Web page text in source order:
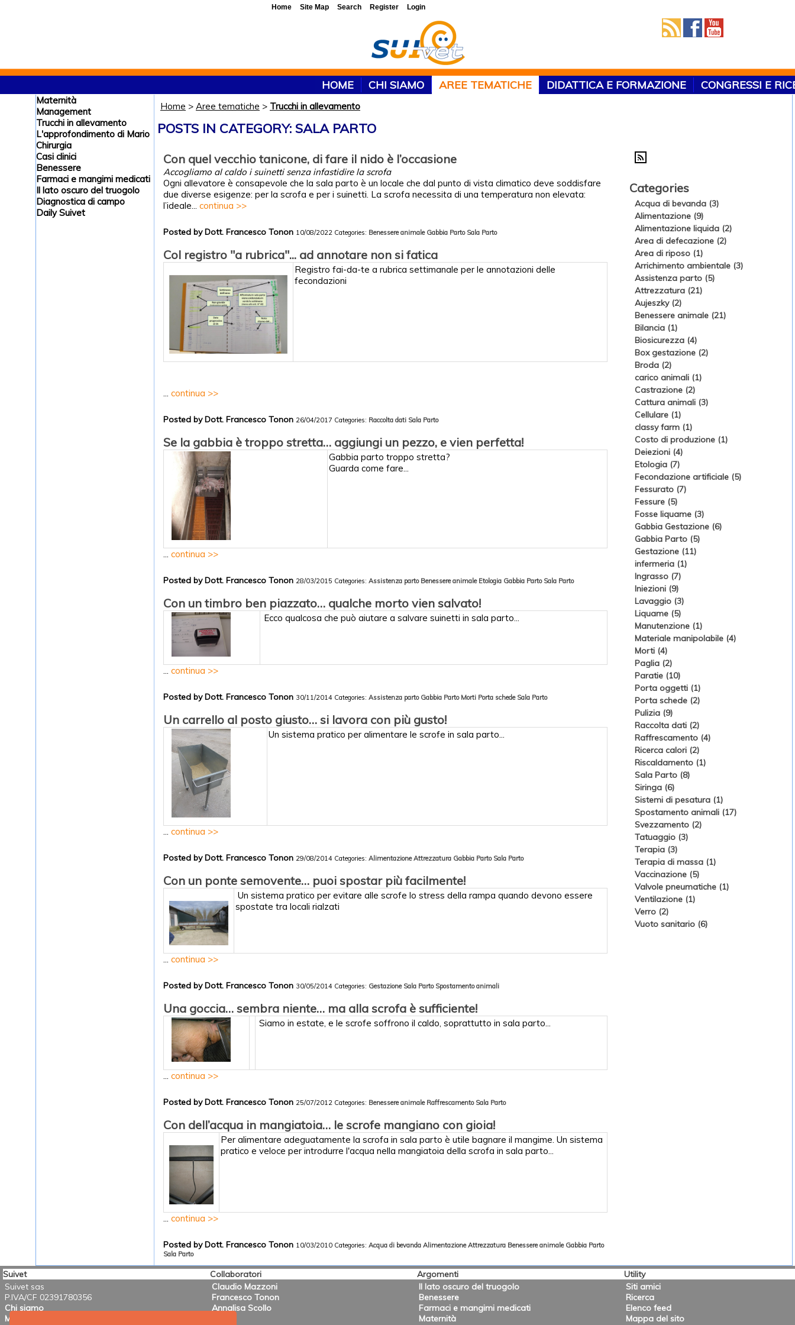
HOME CHI SIAMO AREE TEMATICHE DIDATTICA E FORMAZIONE CONGRESSI E
Maternità
Management
Trucchi in allevamento
L'approfondimento di Mario
Chirurgia
Casi clinici
Benessere
Farmaci e mangimi medicati
Il lato oscuro del truogolo
Diagnostica di campo
Daily Suivet
Home > Aree tematiche > Trucchi in allevamento
POSTS IN CATEGORY: SALA PARTO
Con quel vecchio tanicone, di fare il nido è l’occasione
Accogliamo al caldo i suinetti senza infastidire la scrofa
Ogni allevatore è consapevole che la sala parto è un locale che dal punto di vista climatico deve soddisfare
due diverse esigenze: per la scrofa e per i suinetti. La scrofa necessita di una temperatura non elevata:
l’ideale... continua >>
Posted by Dott. Francesco Tonon 10/08/2022 Categories: Benessere animale Gabbia Parto Sala Parto
Col registro "a rubrica"... ad annotare non si fatica
Registro fai-da-te a rubrica settimanale per le annotazioni delle
fecondazioni
... continua >>
Posted by Dott. Francesco Tonon 26/04/2017 Categories: Raccolta dati Sala Parto
Se la gabbia è troppo stretta… aggiungi un pezzo, e vien perfetta!
Gabbia parto troppo stretta?
Guarda come fare...
... continua >>
Posted by Dott. Francesco Tonon 28/03/2015 Categories: Assistenza parto Benessere animale Etologia Gabbia Parto Sala Parto
Con un timbro ben piazzato… qualche morto vien salvato!
Ecco qualcosa che può aiutare a salvare suinetti in sala parto...
... continua >>
Posted by Dott. Francesco Tonon 30/11/2014 Categories: Assistenza parto Gabbia Parto Morti Porta schede Sala Parto
Un carrello al posto giusto… si lavora con più gusto!
Un sistema pratico per alimentare le scrofe in sala parto...
... continua >>
Posted by Dott. Francesco Tonon 29/08/2014 Categories: Alimentazione Attrezzatura Gabbia Parto Sala Parto
Con un ponte semovente… puoi spostar più facilmente!
Un sistema pratico per evitare alle scrofe lo stress della rampa quando devono essere
spostate tra locali rialzati
... continua >>
Posted by Dott. Francesco Tonon 30/05/2014 Categories: Gestazione Sala Parto Spostamento animali
Una goccia… sembra niente… ma alla scrofa è sufficiente!
Siamo in estate, e le scrofe soffrono il caldo, soprattutto in sala parto...
... continua >>
Posted by Dott. Francesco Tonon 25/07/2012 Categories: Benessere animale Raffrescamento Sala Parto
Con dell’acqua in mangiatoia… le scrofe mangiano con gioia!
Per alimentare adeguatamente la scrofa in sala parto è utile bagnare il mangime. Un sistema
pratico e veloce per introdurre l'acqua nella mangiatoia della scrofa in sala parto...
... continua >>
Posted by Dott. Francesco Tonon 10/03/2010 Categories: Acqua di bevanda Alimentazione Attrezzatura Benessere animale Gabbia Parto
Sala Parto
Categories
Acqua di bevanda (3)
Alimentazione (9)
Alimentazione liquida (2)
Area di defecazione (2)
Area di riposo (1)
Arrichimento ambientale (3)
Assistenza parto (5)
Attrezzatura (21)
Aujeszky (2)
Benessere animale (21)
Bilancia (1)
Biosicurezza (4)
Box gestazione (2)
Broda (2)
carico animali (1)
Castrazione (2)
Cattura animali (3)
Cellulare (1)
classy farm (1)
Costo di produzione (1)
Deiezioni (4)
Etologia (7)
Fecondazione artificiale (5)
Fessurato (7)
Fessure (5)
Fosse liquame (3)
Gabbia Gestazione (6)
Gabbia Parto (5)
Gestazione (11)
infermeria (1)
Ingrasso (7)
Iniezioni (9)
Lavaggio (3)
Liquame (5)
Manutenzione (1)
Materiale manipolabile (4)
Morti (4)
Paglia (2)
Paratie (10)
Porta oggetti (1)
Porta schede (2)
Pulizia (9)
Raccolta dati (2)
Raffrescamento (4)
Ricerca calori (2)
Riscaldamento (1)
Sala Parto (8)
Siringa (6)
Sistemi di pesatura (1)
Spostamento animali (17)
Svezzamento (2)
Tatuaggio (3)
Terapia (3)
Terapia di massa (1)
Vaccinazione (5)
Valvole pneumatiche (1)
Ventilazione (1)
Verro (2)
Vuoto sanitario (6)
Suivet
Suivet sas
P.IVA/CF 02391780356
Chi siamo
Mission
Collaboratori
Claudio Mazzoni
Francesco Tonon
Annalisa Scollo
Argomenti
Il lato oscuro del truogolo
Benessere
Farmaci e mangimi medicati
Maternità
Utility
Siti amici
Ricerca
Elenco feed
Mappa del sito
Home Site Map Search Register Login